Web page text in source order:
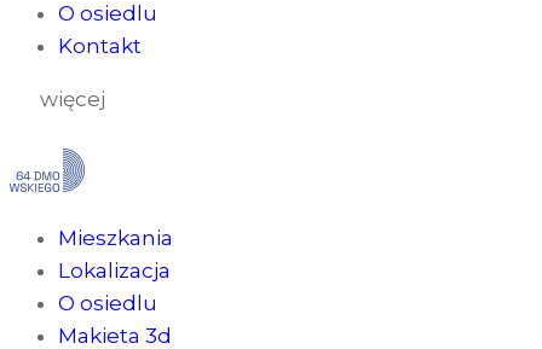
O osiedlu
Kontakt
więcej
Mieszkania
Lokalizacja
O osiedlu
Makieta 3d